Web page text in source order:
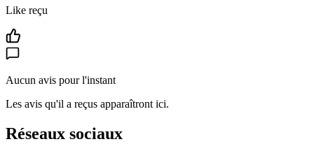
Like reçu
Aucun avis pour l'instant
Les avis qu'il a reçus apparaîtront ici.
Réseaux sociaux